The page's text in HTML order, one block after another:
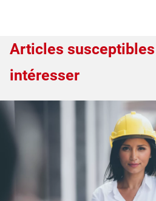
Articles
intéresser